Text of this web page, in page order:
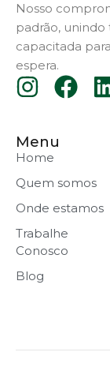
Nosso
padrão,
capacitada
espera.
Menu
Home
Quem somos
Onde estamos
Trabalhe
Conosco
Blog